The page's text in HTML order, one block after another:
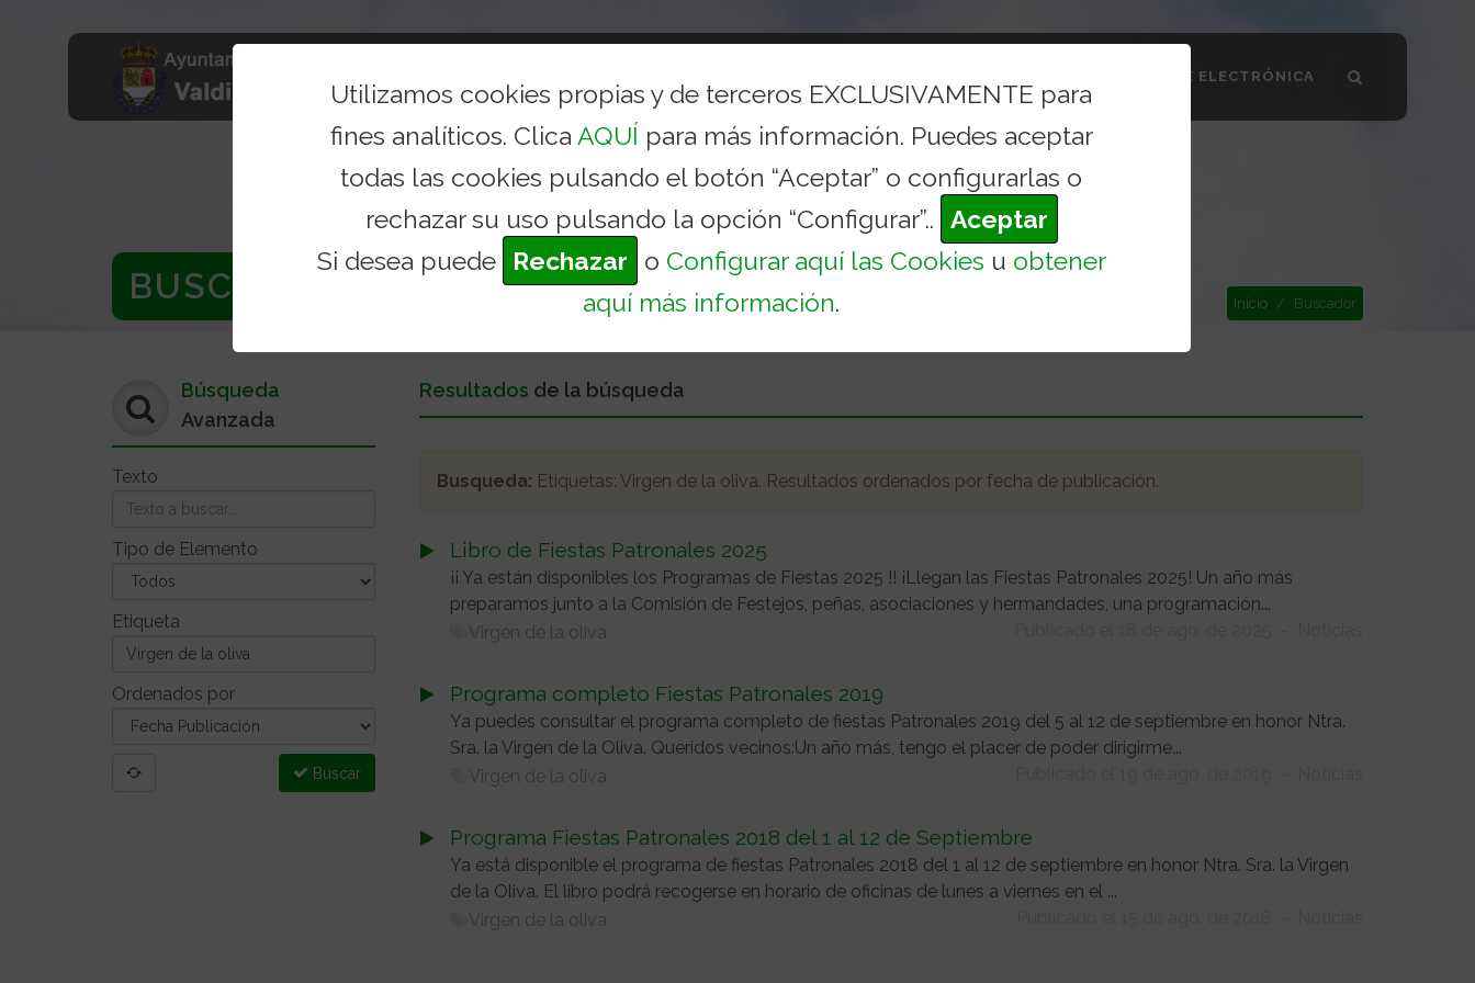
Utilizamos cookies propias y de terceros EXCLUSIVAMENTE para
fines analíticos. Clica AQUÍ para más información. Puedes aceptar
todas las cookies pulsando el botón “Aceptar” o configurarlas o
rechazar su uso pulsando la opción “Configurar”.. Aceptar
Si desea puede
Rechazar o Configurar aquí las Cookies u obtener
aquí más información.
SEDE ELECTRÓNICA
BUSCADOR Inicio Buscador
Resultados de la búsqueda
Busqueda: Etiquetas: Virgen de la oliva. Resultados ordenados por fecha de publicación.
Libro de Fiestas Patronales 2025
¡¡ Ya están disponibles los Programas de Fiestas 2025 !! ¡Llegan las Fiestas Patronales 2025! Un año más
preparamos junto a la Comisión de Festejos, peñas, asociaciones y hermandades, una programación...
Virgen de la oliva
Programa completo Fiestas Patronales 2019
Ya puedes consultar el programa completo de fiestas Patronales 2019 del 5 al 12 de septiembre en honor Ntra.
Sra. la Virgen de la Oliva. Queridos vecinos:Un año más, tengo el placer de poder dirigirme...
Virgen de la oliva
Programa Fiestas Patronales 2018 del 1 al 12 de Septiembre
Ya está disponible el programa de fiestas Patronales 2018 del 1 al 12 de septiembre en honor Ntra. Sra. la Virgen
de la Oliva. El libro podrá recogerse en horario de oficinas de lunes a viernes en el ...
Virgen de la oliva
Búsqueda
Avanzada
Texto
Tipo de Elemento
Etiqueta
Ordenados por
Buscar